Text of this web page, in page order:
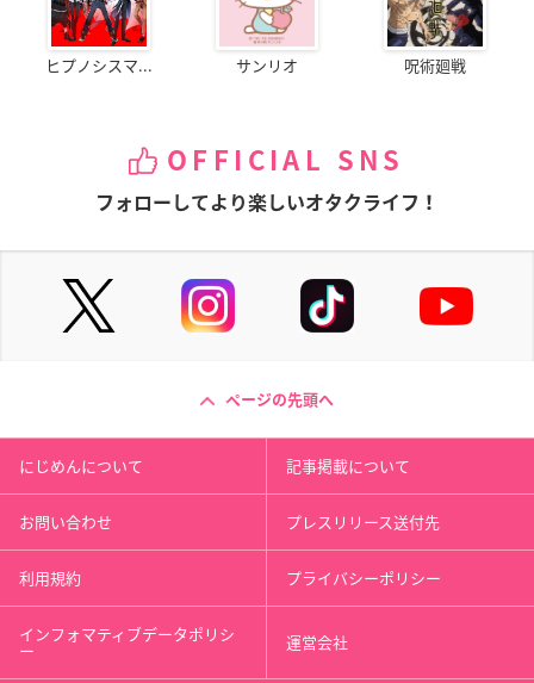
ヒプノシスマ... サンリオ 呪術廻戦
OFFICIAL SNS
フォローしてより楽しいオタクライフ！
ページの先頭へ
にじめんについて 記事掲載について
お問い合わせ プレスリリース送付先
利用規約 プライバシーポリシー
インフォマティブデータポリシ
ー 運営会社